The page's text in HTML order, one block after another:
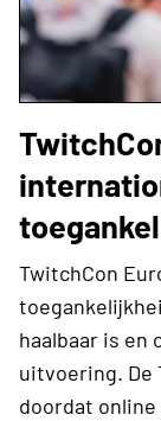
TwitchCon
haalbaar is en
uitvoering. De
doordat